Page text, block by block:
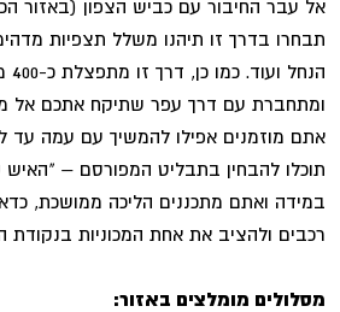
אל עבר החיבור עם כביש הצפון (באזור
תבחרו בדרך זו תיהנו משלל תצפיות
ומתחברת עם דרך עפר שתיקח אתכם אל
אתם מוזמנים אפילו להמשיך עם עמה עד
תוכלו להבחין בתבליט המפורסם –
במידה ואתם מתכננים הליכה ממושכת,
רכבים ולהציב את אחת המכוניות בנקודת
מסלולים מומלצים באזור: